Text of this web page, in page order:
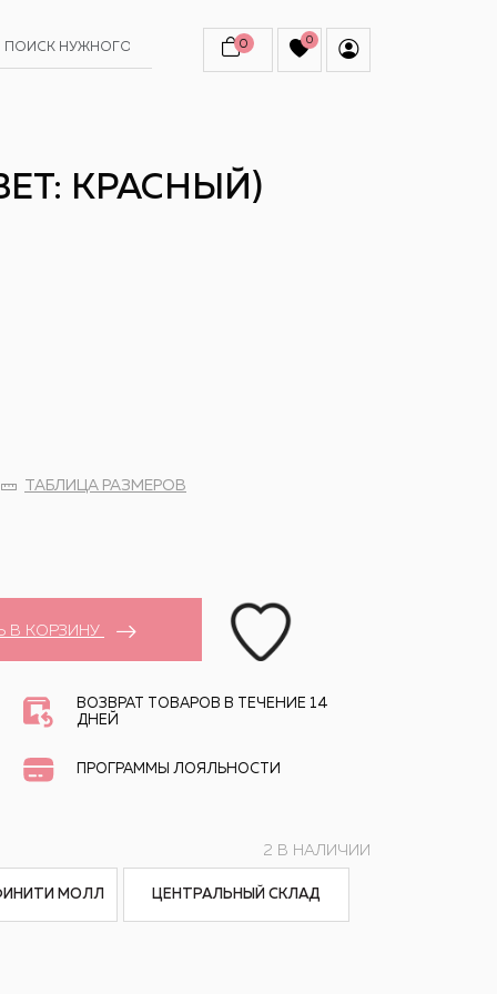
0 0
КРАСНЫЙ)
ТАБЛИЦА РАЗМЕРОВ
В КОРЗИНУ
ВОЗВРАТ ТОВАРОВ В ТЕЧЕНИЕ 14
ДНЕЙ
ПРОГРАММЫ ЛОЯЛЬНОСТИ
2 В НАЛИЧИИ
МОЛЛ ЦЕНТРАЛЬНЫЙ СКЛАД